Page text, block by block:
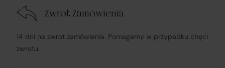
Zwrot Zamówienia
14 dni na zwrot zamówienia. Pomagamy w przypadku chęci
zwrotu.